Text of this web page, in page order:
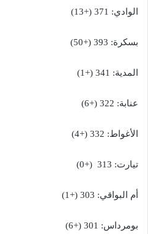
الوادي: 371 (+13)
بسكرة: 393 (+50)
المدية: 341 (+1)
عنابة: 322 (+6)
الأغواط: 332 (+4)
تيارت: 313 (+0)
أم البواقي: 303 (+1)
بومرداس: 301 (+6)